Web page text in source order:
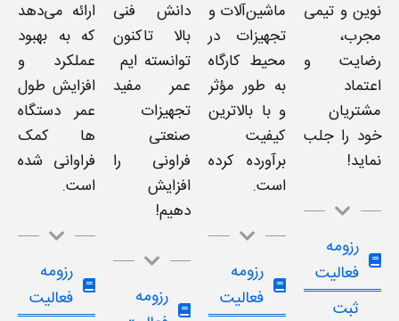
نوین و تیمی
مجرب،
رضایت و
اعتماد
مشتریان
خود را جلب
نماید!
رزومه
فعالیت
ثبت
ماشین‌آلات و
تجهیزات در
محیط کارگاه
به طور مؤثر
و با بالاترین
کیفیت
برآورده کرده
است.
رزومه
فعالیت
دانش فنی
بالا تاکنون
توانسته ایم
عمر مفید
تجهیزات
صنعتی
فراونی را
افزایش
دهیم!
رزومه
ارائه می‌دهد
که به بهبود
عملکرد و
افزایش طول
عمر دستگاه
ها کمک
فراوانی شده
است.
رزومه
فعالیت